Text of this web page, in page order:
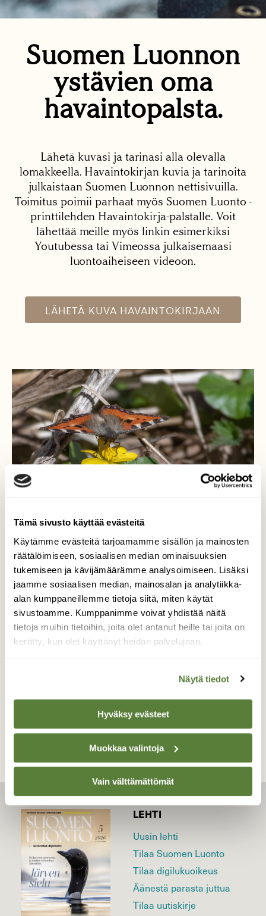
Tämä sivusto käyttää evästeitä
Käytämme evästeitä tarjoamamme sisällön ja mainosten
räätälöimiseen, sosiaalisen median ominaisuuksien
tukemiseen ja kävijämäärämme analysoimiseen. Lisäksi
jaamme sosiaalisen median, mainosalan ja analytiikka-
alan kumppaneillemme tietoja siitä, miten käytät
sivustoamme. Kumppanimme voivat yhdistää näitä
tietoja muihin tietoihin, joita olet antanut heille tai joita on
kerätty, kun olet käyttänyt heidän palvelujaan.
Näytä tiedot
Hyväksy evästeet
Muokkaa valintoja
Vain välttämättömät
Suomen Luonnon
ystävien oma
havaintopalsta.
Lähetä kuvasi ja tarinasi alla olevalla
lomakkeella. Havaintokirjan kuvia ja tarinoita
julkaistaan Suomen Luonnon nettisivuilla.
Toimitus poimii parhaat myös Suomen Luonto -
printtilehden Havaintokirja-palstalle. Voit
lähettää meille myös linkin esimerkiksi
Youtubessa tai Vimeossa julkaisemaasi
luontoaiheiseen videoon.
LÄHETÄ KUVA HAVAINTOKIRJAAN
Nokkosperhonen
Nokkosperhonen mukulaleinikin kukalla.
Valokuvaaja: Pertti Jämä, Turku Katariinanlaakso
06+.05.2018
TAKAISIN LISTAAN
LEHTI
Uusin lehti
Tilaa Suomen Luonto
Tilaa digilukuoikeus
Äänestä parasta juttua
Tilaa uutiskirje